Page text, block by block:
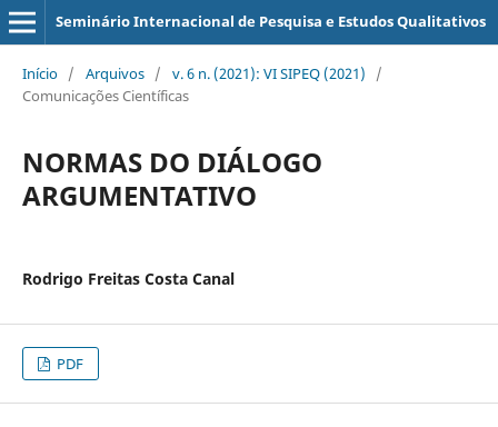
Seminário Internacional de Pesquisa e Estudos Qualitativos
Início / Arquivos / v. 6 n. (2021): VI SIPEQ (2021)
/
Comunicações Científicas
NORMAS DO DIÁLOGO
ARGUMENTATIVO
Rodrigo Freitas Costa Canal
PDF